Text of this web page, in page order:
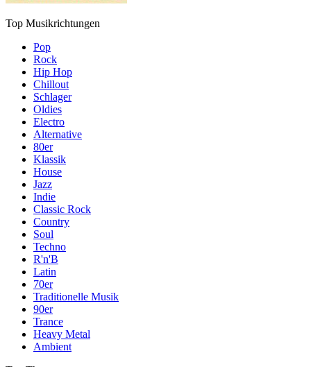
Top Musikrichtungen
Pop
Rock
Hip Hop
Chillout
Schlager
Oldies
Electro
Alternative
80er
Klassik
House
Jazz
Indie
Classic Rock
Country
Soul
Techno
R'n'B
Latin
70er
Traditionelle Musik
90er
Trance
Heavy Metal
Ambient